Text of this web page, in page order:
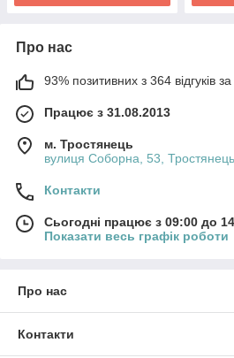
Про нас
93% позитивних з 364 відгуків за
Працює з 31.08.2013
м. Тростянець
вулиця Соборна, 53,
Контакти
Сьогодні працює з 09:00 до
Показати весь графік роботи
Про нас
Контакти